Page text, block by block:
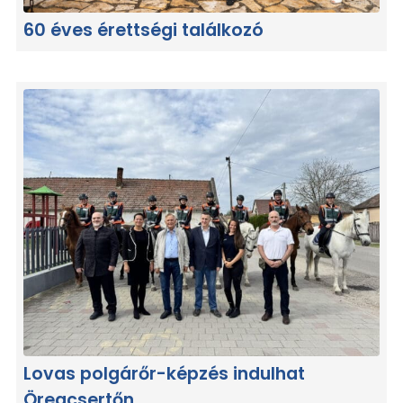
60 éves érettségi találkozó
Lovas polgárőr-képzés indulhat